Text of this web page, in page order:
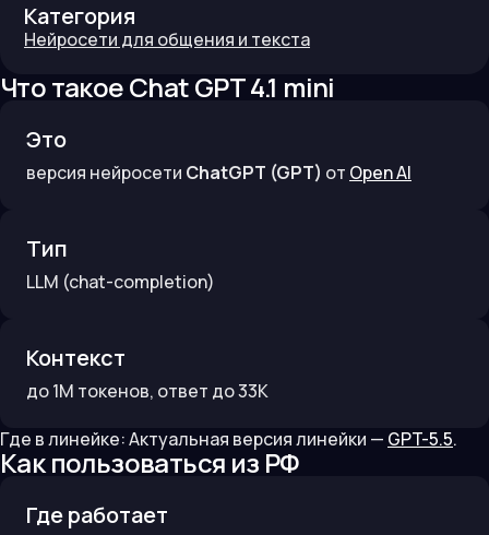
Категория
Нейросети для общения и текста
Что такоеChat GPT 4.1 mini
Это
версия нейросети ChatGPT (GPT) от Open AI
Тип
LLM (chat-completion)
Контекст
до1M токенов, ответ до 33K
Где в линейке:Актуальная версия линейки — GPT-5.5.
Как пользоваться из РФ
Где работает